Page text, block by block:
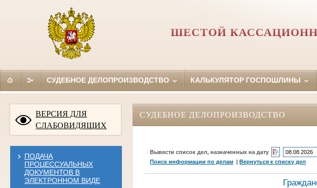
ШЕСТОЙ
СУДЕБНОЕ ДЕЛОПРОИЗВОДСТВО КАЛЬКУЛЯТОР ГОСПОШЛИНЫ
ВЕРСИЯ ДЛЯ
СЛАБОВИДЯЩИХ
ПОДАЧА
ПРОЦЕССУАЛЬНЫХ
ДОКУМЕНТОВ В
ЭЛЕКТРОННОМ ВИДЕ
СУДЕБНОЕ ДЕЛОПРОИЗВОДСТВО
Вывести список дел, назначенных на дату
Поиск информации по делам |Вернуться к списку дел